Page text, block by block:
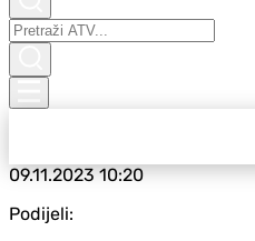
09.11.202310:20
Podijeli: